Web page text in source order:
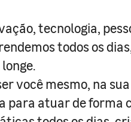
tecnologia,
todos os
você mesmo, na
para atuar de